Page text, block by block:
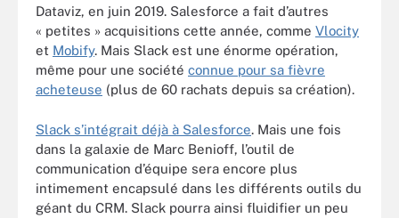
Dataviz, en juin 2019. Salesforce a fait d’autres
« petites » acquisitions cette année, comme Vlocity
et Mobify. Mais Slack est une énorme opération,
même pour une société connue pour sa fièvre
acheteuse (plus de 60 rachats depuis sa création).
Slack s’intégrait déjà à Salesforce. Mais une fois
dans la galaxie de Marc Benioff, l’outil de
communication d’équipe sera encore plus
intimement encapsulé dans les différents outils du
géant du CRM. Slack pourra ainsi fluidifier un peu